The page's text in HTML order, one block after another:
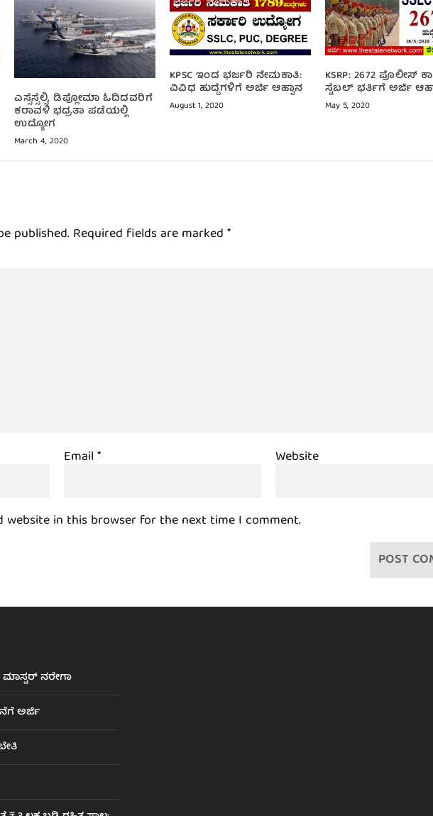
ಎಸ್ಸೆಸ್ಸೆಲ್ಸಿ, ಡಿಪ್ಲೋಮಾ ಓದಿದವರಿಗೆ
ಕರಾವಳಿ ಭದ್ರತಾ ಪಡೆಯಲ್ಲಿ
ಉದ್ಯೋಗ
March 4, 2020
KPSC ಇಂದ ಭರ್ಜರಿ ನೇಮಕಾತಿ:
ವಿವಿಧ ಹುದ್ದೆಗಳಿಗೆ ಅರ್ಜಿ ಆಹ್ವಾನ
August 1, 2020
KSRP: 2672 ಪೊಲೀಸ್
ಸ್ಟೆಬಲ್ ಭರ್ತಿಗೆ ಅರ್ಜಿ
May 5, 2020
published.Required fields are marked*
Email* Website
website in this browser for the next time I comment.
ನರೇಗಾ
ಅರ್ಜಿ